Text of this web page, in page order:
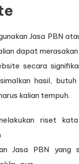
Jasa PBN
dapat
secara
hasil,
kalian tempuh.
riset
Jasa PBN yang